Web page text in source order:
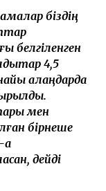
біздің
белгіленген
4,5
алаңдарда
мен
бірнеше
дейді